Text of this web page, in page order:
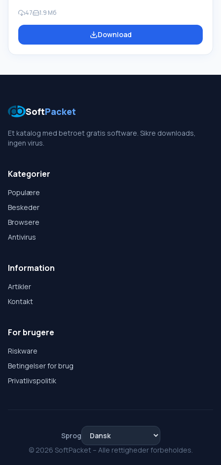
ved hjælp af to interagerende systemer (sin egen
server og Bimoid messenger). Dette produkt er primært
rettet mod kommercielle organisationer, der opererer
47 1.9 Мб
Download
SoftPacket
Et katalog med betroet gratis software. Sikre downloads,
ingen virus.
Kategorier
Populære
Beskeder
Browsere
Antivirus
Information
Artikler
Kontakt
For brugere
Riskware
Betingelser for brug
Privatlivspolitik
Sprog
© 2026 SoftPacket – Alle rettigheder forbeholdes.